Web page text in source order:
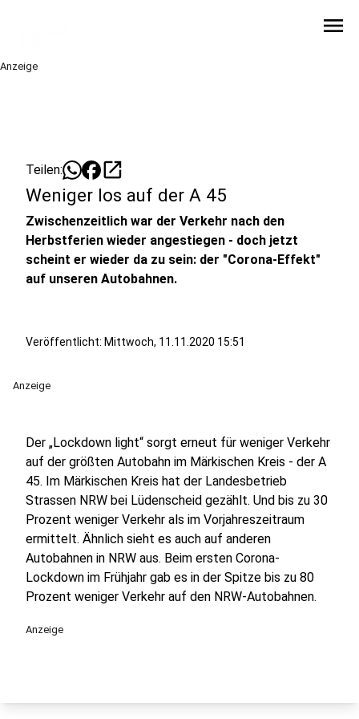
menu
Anzeige
Teilen: open_in_new
Weniger los auf der A 45
Zwischenzeitlich war der Verkehr nach den
Herbstferien wieder angestiegen - doch jetzt
scheint er wieder da zu sein: der "Corona-Effekt"
auf unseren Autobahnen.
Veröffentlicht: Mittwoch, 11.11.2020 15:51
Anzeige
Der „Lockdown light“ sorgt erneut für weniger Verkehr
auf der größten Autobahn im Märkischen Kreis - der A
45. Im Märkischen Kreis hat der Landesbetrieb
Strassen NRW bei Lüdenscheid gezählt. Und bis zu 30
Prozent weniger Verkehr als im Vorjahreszeitraum
ermittelt. Ähnlich sieht es auch auf anderen
Autobahnen in NRW aus. Beim ersten Corona-
Lockdown im Frühjahr gab es in der Spitze bis zu 80
Prozent weniger Verkehr auf den NRW-Autobahnen.
Anzeige